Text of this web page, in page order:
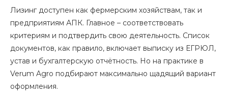
Лизинг доступен как фермерским хозяйствам, так и
предприятиям АПК. Главное – соответствовать
критериям и подтвердить свою деятельность. Список
документов, как правило, включает выписку из ЕГРЮЛ,
устав и бухгалтерскую отчётность. Но на практике в
Verum Agro подбирают максимально щадящий вариант
оформления.